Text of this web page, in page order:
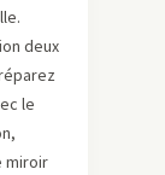
deux
le
miroir